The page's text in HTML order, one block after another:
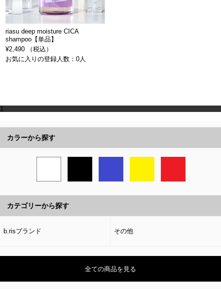
riasu deep moisture CICA
shampoo【単品】
¥2,490 （税込）
お気に入りの登録人数：0人
1
カラーから探す
カテゴリーから探す
b.risブランド その他
全ての商品を見る